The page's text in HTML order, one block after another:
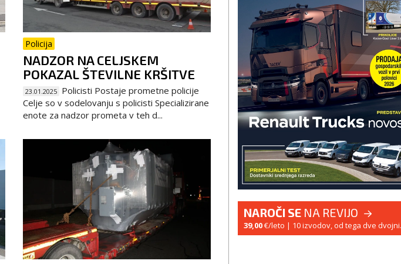
Policija
NADZOR NA CELJSKEM
POKAZAL ŠTEVILNE KRŠITVE
23.01.2025 Policisti Postaje prometne policije
Celje so v sodelovanju s policisti Specializirane
enote za nadzor prometa v teh d...
NAROČI SE NA REVIJO
39,00€/leto | 10 izvodov, od tega dve dvojni.